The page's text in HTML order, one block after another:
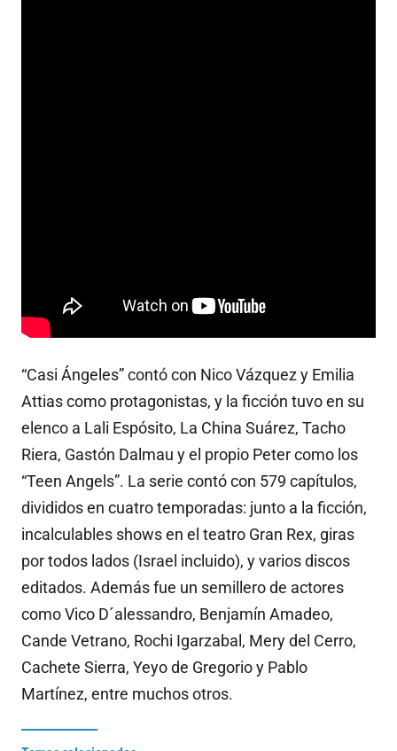
“Casi Ángeles” contó con Nico Vázquez y Emilia
Attias como protagonistas, y la ficción tuvo en su
elenco a Lali Espósito, La China Suárez, Tacho
Riera, Gastón Dalmau y el propio Peter como los
“Teen Angels”. La serie contó con 579 capítulos,
divididos en cuatro temporadas: junto a la ficción,
incalculables shows en el teatro Gran Rex, giras
por todos lados (Israel incluido), y varios discos
editados. Además fue un semillero de actores
como Vico D´alessandro, Benjamín Amadeo,
Cande Vetrano, Rochi Igarzabal, Mery del Cerro,
Cachete Sierra, Yeyo de Gregorio y Pablo
Martínez, entre muchos otros.